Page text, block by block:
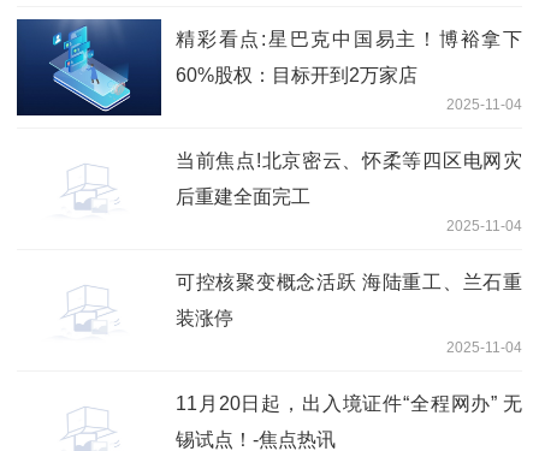
精彩看点:星巴克中国易主！博裕拿下
60%股权：目标开到2万家店
2025-11-04
当前焦点!北京密云、怀柔等四区电网灾
后重建全面完工
2025-11-04
可控核聚变概念活跃 海陆重工、兰石重
装涨停
2025-11-04
11月20日起，出入境证件“全程网办” 无
锡试点！-焦点热讯